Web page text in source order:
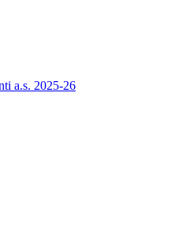
a.s. 2025-26